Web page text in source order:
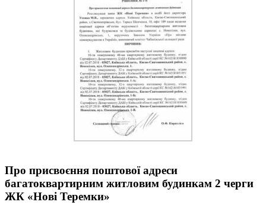
Про присвоєння поштової адреси
багатоквартирним житловим будинкам 2 черги
ЖК «Нові Теремки»